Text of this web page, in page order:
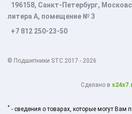
196158, Санкт-Петербург,
литера А, помещение № 3
+7 812 250-23-50
© Подшипники STC 2017 - 2026
Cделано в
* - сведения о товарах, которые могут Вам